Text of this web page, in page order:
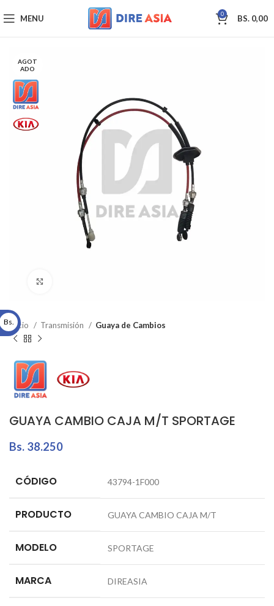
MENU 0 BS. 0,00
AGOT
ADO
Inicio Transmisión Guaya de Cambios
GUAYA CAMBIO CAJA M/T SPORTAGE
Bs. 38.250
CÓDIGO 43794-1F000
PRODUCTO GUAYA CAMBIO CAJA M/T
MODELO SPORTAGE
MARCA DIREASIA
Bs.